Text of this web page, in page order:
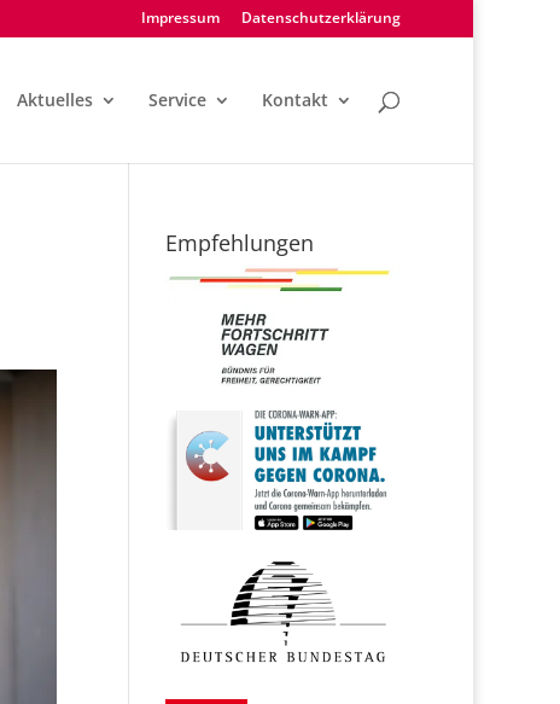
Impressum Datenschutzerklärung
Aktuelles Service Kontakt
Empfehlungen